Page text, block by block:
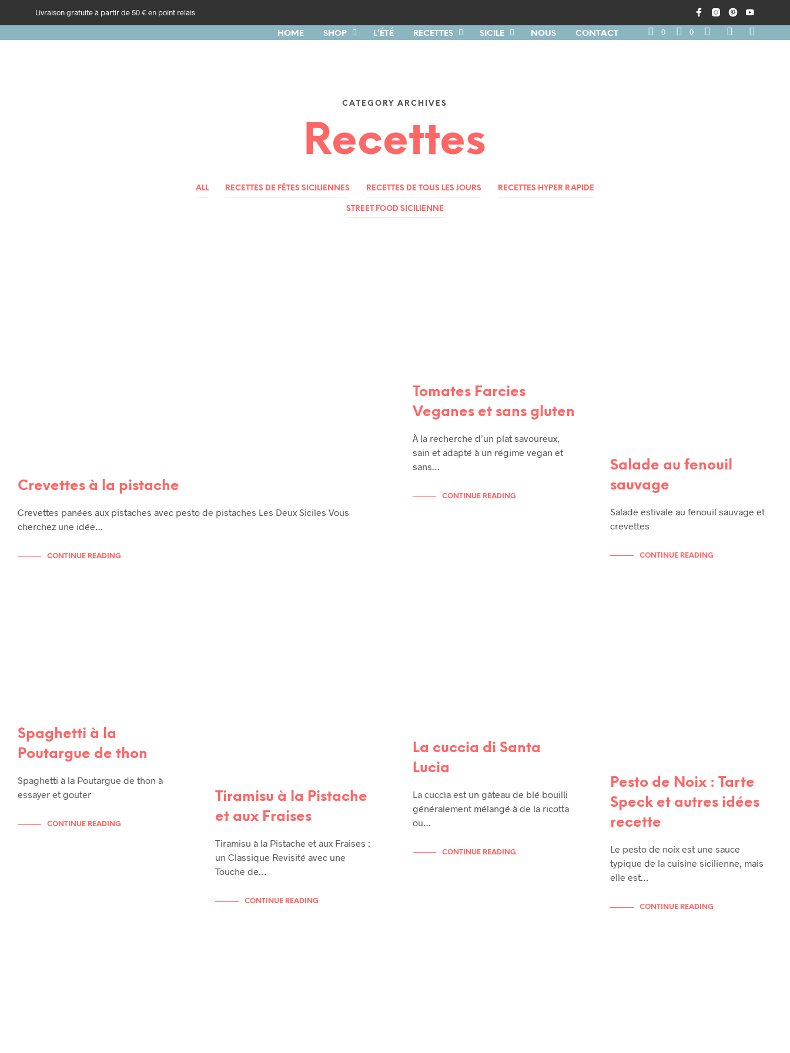
Livraison gratuite à partir de 50 € en point relais
HOME SHOP L’ÉTÉ RECETTES SICILE NOUS CONTACT 0 0
CATEGORY ARCHIVES
Recettes
ALL RECETTES DE FÊTES SICILIENNES RECETTES DE TOUS LES JOURS RECETTES HYPER RAPIDE
STREET FOOD SICILIENNE
Crevettes à la pistache
Crevettes panées aux pistaches avec pesto de pistaches Les Deux Siciles Vous
cherchez une idée…
CONTINUE READING
Tomates Farcies
Veganes et sans gluten
À la recherche d’un plat savoureux,
sain et adapté à un régime vegan et
sans…
CONTINUE READING
Salade au fenouil
sauvage
Salade estivale au fenouil sauvage et
crevettes
CONTINUE READING
Spaghetti à la
Poutargue de thon
Spaghetti à la Poutargue de thon à
essayer et gouter
CONTINUE READING
Tiramisu à la Pistache
et aux Fraises
Tiramisu à la Pistache et aux Fraises :
un Classique Revisité avec une
Touche de…
CONTINUE READING
La cuccia di Santa
Lucia
La cuccìa est un gâteau de blé bouilli
généralement mélangé à de la ricotta
ou…
CONTINUE READING
Pesto de Noix : Tarte
Speck et autres idées
recette
Le pesto de noix est une sauce
typique de la cuisine sicilienne, mais
elle est…
CONTINUE READING